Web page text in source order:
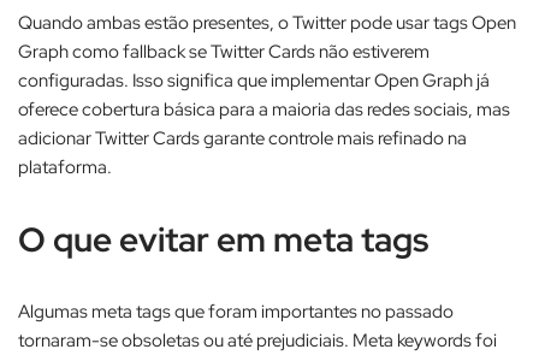
Quando ambas estão presentes, o Twitter pode usar tags Open
Graph como fallback se Twitter Cards não estiverem
configuradas. Isso significa que implementar Open Graph já
oferece cobertura básica para a maioria das redes sociais, mas
adicionar Twitter Cards garante controle mais refinado na
plataforma.​
O que evitar em meta tags
Algumas meta tags que foram importantes no passado
tornaram-se obsoletas ou até prejudiciais. Meta keywords foi